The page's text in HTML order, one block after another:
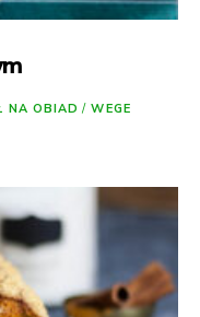
NA OBIAD / WEGE